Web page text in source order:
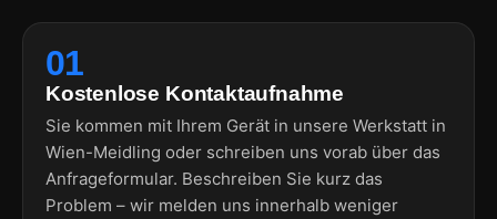
01
Kostenlose Kontaktaufnahme
Sie kommen mit Ihrem Gerät in unsere Werkstatt in
Wien-Meidling oder schreiben uns vorab über das
Anfrageformular. Beschreiben Sie kurz das
Problem – wir melden uns innerhalb weniger